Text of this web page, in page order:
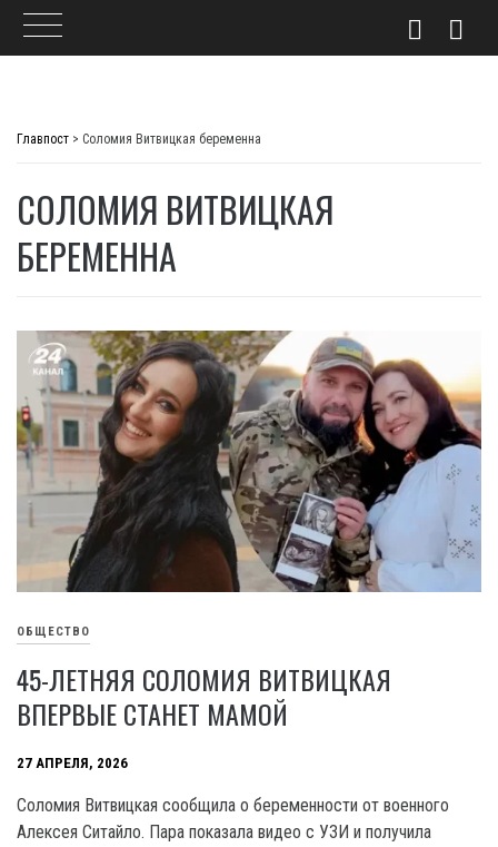
Главпост > Соломия Витвицкая беременна
СОЛОМИЯ ВИТВИЦКАЯ
БЕРЕМЕННА
ОБЩЕСТВО
45-ЛЕТНЯЯ СОЛОМИЯ ВИТВИЦКАЯ
ВПЕРВЫЕ СТАНЕТ МАМОЙ
27 АПРЕЛЯ, 2026
Соломия Витвицкая сообщила о беременности от военного
Алексея Ситайло. Пара показала видео с УЗИ и получила